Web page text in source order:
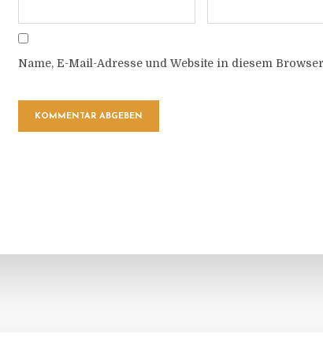
Name, E-Mail-Adresse und Website in diesem